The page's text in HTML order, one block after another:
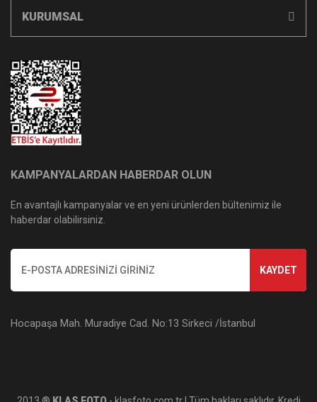
KURUMSAL
KAMPANYALARDAN HABERDAR OLUN
En avantajlı kampanyalar ve en yeni ürünlerden bültenimiz ile
haberdar olabilirsiniz.
KAYDET
Hocapaşa Mah. Muradiye Cad. No:13 Sirkeci /İstanbul